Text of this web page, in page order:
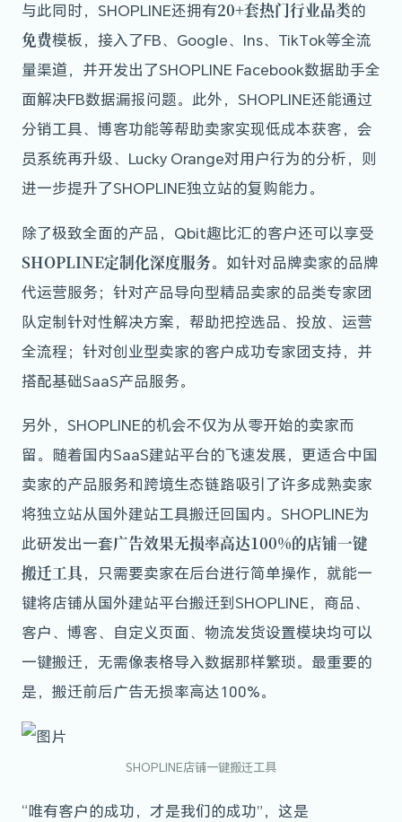
与此同时，SHOPLINE还拥有20+套热门行业品类的
免费模板，接入了FB、Google、Ins、TikTok等全流
量渠道，并开发出了SHOPLINE Facebook数据助手全
面解决FB数据漏报问题。此外，SHOPLINE还能通过
分销工具、博客功能等帮助卖家实现低成本获客，会
员系统再升级、Lucky Orange对用户行为的分析，则
进一步提升了SHOPLINE独立站的复购能力。
除了极致全面的产品，Qbit趣比汇的客户还可以享受
SHOPLINE定制化深度服务。如针对品牌卖家的品牌
代运营服务；针对产品导向型精品卖家的品类专家团
队定制针对性解决方案，帮助把控选品、投放、运营
全流程；针对创业型卖家的客户成功专家团支持，并
搭配基础SaaS产品服务。
另外，SHOPLINE的机会不仅为从零开始的卖家而
留。随着国内SaaS建站平台的飞速发展，更适合中国
卖家的产品服务和跨境生态链路吸引了许多成熟卖家
将独立站从国外建站工具搬迁回国内。SHOPLINE为
此研发出一套广告效果无损率高达100%的店铺一键
搬迁工具，只需要卖家在后台进行简单操作，就能一
键将店铺从国外建站平台搬迁到SHOPLINE，商品、
客户、博客、自定义页面、物流发货设置模块均可以
一键搬迁，无需像表格导入数据那样繁琐。最重要的
是，搬迁前后广告无损率高达100%。
SHOPLINE店铺一键搬迁工具
“唯有客户的成功，才是我们的成功”，这是